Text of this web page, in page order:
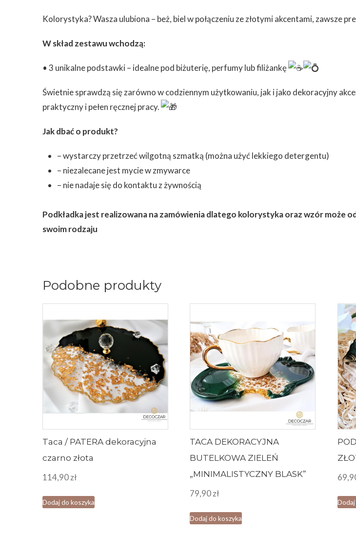
Kolorystyka? Wasza ulubiona – beż, biel w połączeniu ze złotymi akcentami, zawsze
W skład zestawu wchodzą:
• 3 unikalne podstawki – idealne pod biżuterię, perfumy lub filiżankę
Świetnie sprawdzą się zarówno w codziennym użytkowaniu, jak i jako dekoracyjny
praktyczny i pełen ręcznej pracy.
Jak dbać o produkt?
– wystarczy przetrzeć wilgotną szmatką (można użyć lekkiego detergentu)
– niezalecane jest mycie w zmywarce
– nie nadaje się do kontaktu z żywnością
Podkładka jest realizowana na zamówienia dlatego kolorystyka oraz wzór może
swoim rodzaju
Podobne produkty
Taca / PATERA dekoracyjna
czarno złota
114,90zł
Dodaj do koszyka
TACA DEKORACYJNA
BUTELKOWA ZIELEŃ
„MINIMALISTYCZNY BLASK”
79,90zł
Dodaj do koszyka